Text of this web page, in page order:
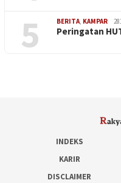
5 BERITA KAMPAR
Peringatan
INDEKS
KARIR
DISCLAIMER